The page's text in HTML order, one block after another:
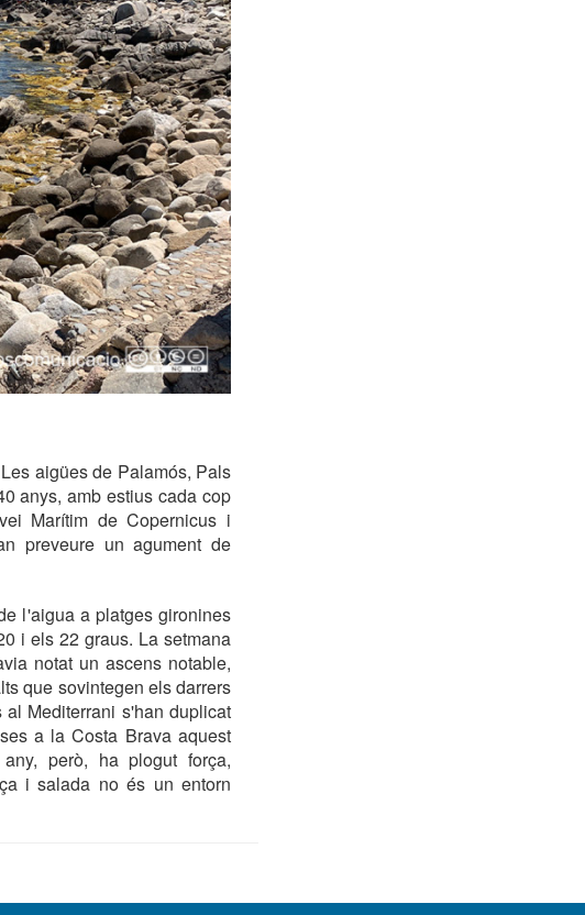
aigües de Palamós, Pals
anys, amb estius cada cop
Marítim de Copernicus i
preveure un agument de
l'aigua a platges gironines
i els 22 graus. La setmana
notat un ascens notable,
que sovintegen els darrers
Mediterrani s'han duplicat
a la Costa Brava aquest
però, ha plogut força,
i salada no és un entorn